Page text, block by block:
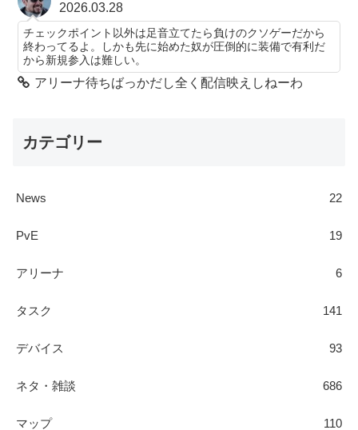
2026.03.28
チェックポイント以外は足音立てたら負けのクソゲーだから
終わってるよ。しかも先に始めた奴が圧倒的に装備で有利だ
から新規参入は難しい。
アリーナ待ちばっかだし全く配信映えしねーわ
カテゴリー
News 22
PvE 19
アリーナ 6
タスク 141
デバイス 93
ネタ・雑談 686
マップ 110